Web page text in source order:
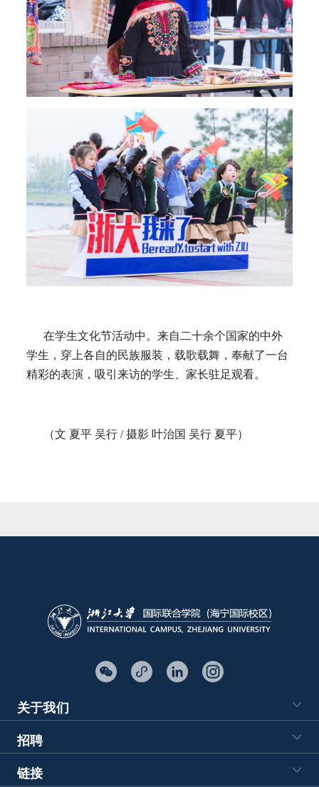
在学生文化节活动中。来自二十余个国家的中外
学生，穿上各自的民族服装，载歌载舞，奉献了一台
精彩的表演，吸引来访的学生、家长驻足观看。
（文 夏平 吴行 / 摄影 叶治国 吴行 夏平）
关于我们
招聘
链接